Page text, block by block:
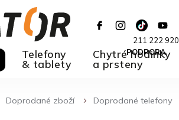
211 222 920
PODPORA
Telefony
& tablety
Chytré hodinky
a prsteny
Doprodané zboží Doprodané telefony